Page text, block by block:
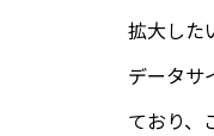
拡大した
データサ
ており、